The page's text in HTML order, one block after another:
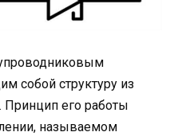
собой структуру из
Принцип его работы
называемом